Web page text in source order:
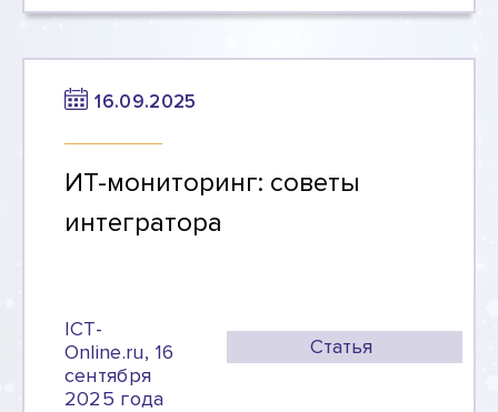
16.09.2025
ИТ-мониторинг: советы
интегратора
ICT-
Online.ru, 16
сентября
2025 года
Статья